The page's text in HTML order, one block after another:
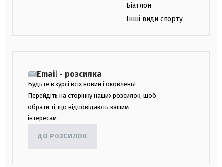
Біатлон
Інші види спорту
Email - розсилка
Будьте в курсі всіх новин і оновлень!
Перейдіть на сторінку наших розсилок, щоб
обрати ті, що відповідають вашим
інтересам.
ДО РОЗСИЛОК